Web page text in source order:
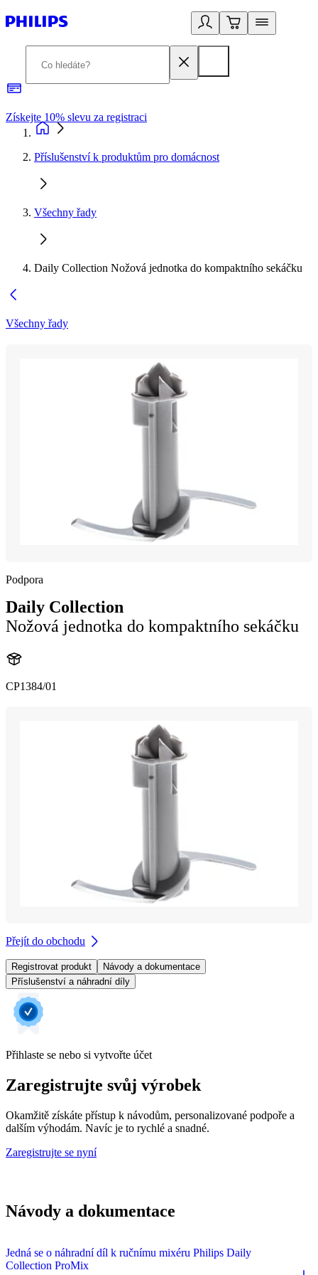
Získejte 10% slevu za registraci
Příslušenství k produktům pro domácnost
Všechny řady
Daily Collection Nožová jednotka do kompaktního sekáčku
Všechny řady
Podpora
Daily Collection
Nožová jednotka do kompaktního sekáčku
CP1384/01
Přejít do obchodu
Registrovat produkt
Návody a dokumentace
Příslušenství a náhradní díly
Přihlaste se nebo si vytvořte účet
Zaregistrujte svůj výrobek
Okamžitě získáte přístup k návodům, personalizované podpoře a
dalším výhodám. Navíc je to rychlé a snadné.
Zaregistrujte se nyní
Návody a dokumentace
Jedná se o náhradní díl k ručnímu mixéru Philips Daily
Collection ProMix